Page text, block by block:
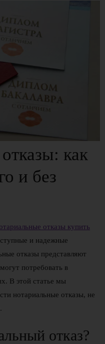
как
и без
отказы купить
и надежные
отказы представляют
потребовать в
В этой статье мы
нотариальные отказы, не
отказ?